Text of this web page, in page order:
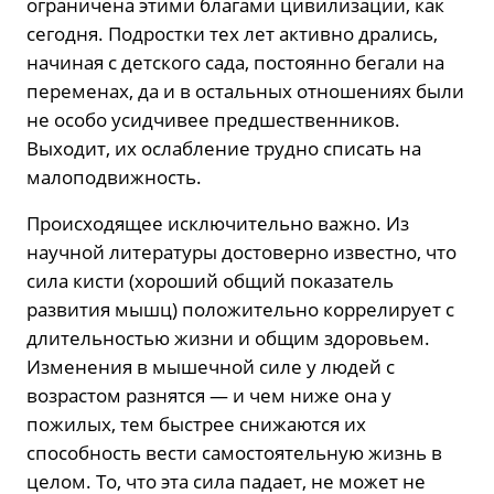
сегодня. Подростки тех лет активно дрались,
начиная с детского сада, постоянно бегали на
переменах, да и в остальных отношениях были
не особо усидчивее предшественников.
Выходит, их ослабление трудно списать на
малоподвижность.
Происходящее исключительно важно. Из
научной литературы достоверно известно, что
сила кисти (хороший общий показатель
развития мышц) положительно коррелирует с
длительностью жизни и общим здоровьем.
Изменения в мышечной силе у людей с
возрастом разнятся — и чем ниже она у
пожилых, тем быстрее снижаются их
способность вести самостоятельную жизнь в
целом. То, что эта сила падает, не может не